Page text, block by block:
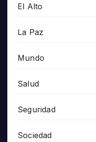
El Alto
La Paz
Mundo
Salud
Seguridad
Sociedad